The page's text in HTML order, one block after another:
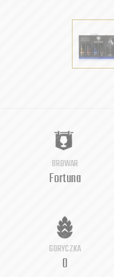
BROWAR
Fortuna
GORYCZKA
0